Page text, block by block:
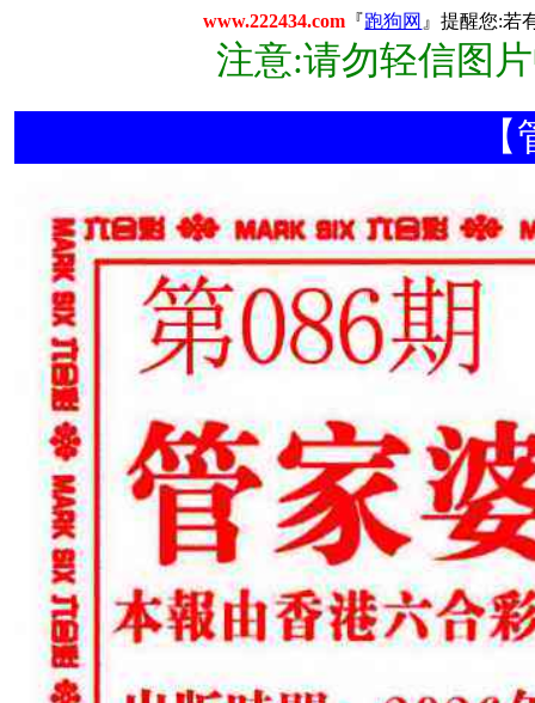
www.222434.com 『跑狗网 』提醒您:若
注意:请勿轻信图